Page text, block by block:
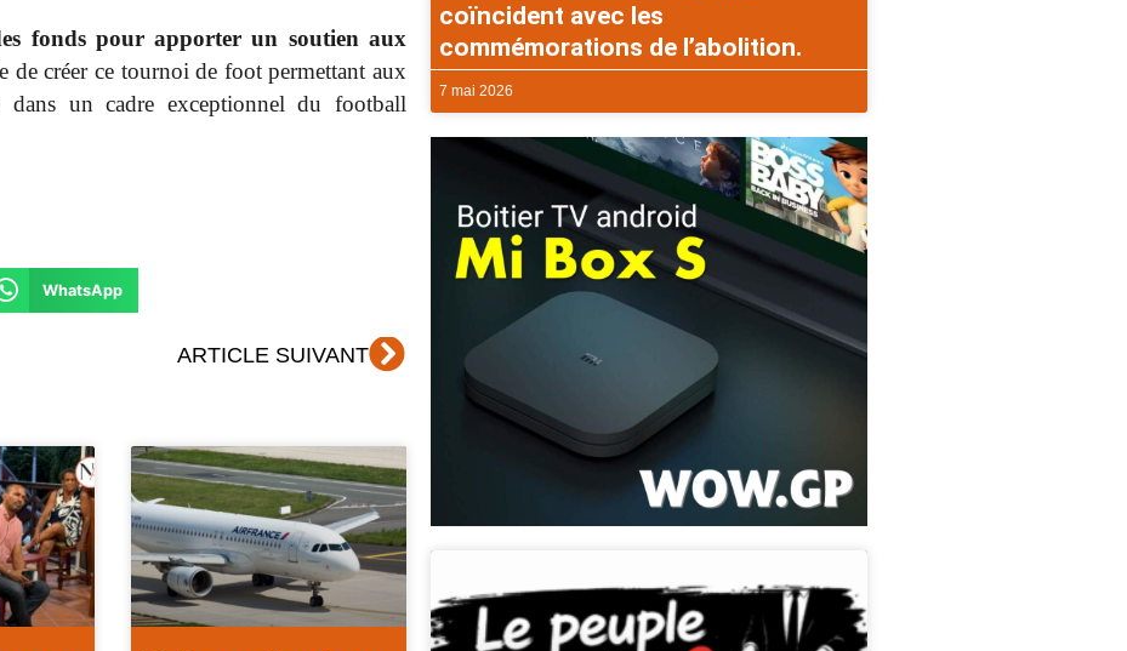
fonds pour apporter un soutien aux
de créer ce tournoi de foot permettant aux
dans un cadre exceptionnel du football
WhatsApp
ARTICLE SUIVANTSuivant
coïncident avec les
commémorations de l’abolition.
7 mai 2026